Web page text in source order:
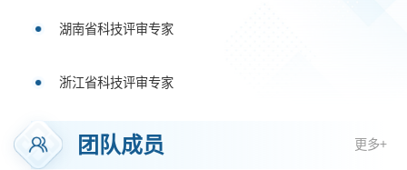
International等国际知名期刊发表论文20余篇，担任IEEE/ASME
Measurement、Physics of Fluids、 Ocean Engineering、Proc.
Today Communications、Results in Engineering
等机械领域或交叉学
科国际知名期刊审稿人。
湖南省科技评审专家
浙江省科技评审专家
团队成员 更多+